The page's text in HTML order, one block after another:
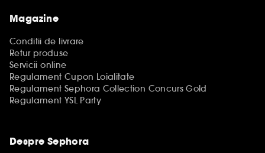
Magazine
Conditii de livrare
Retur produse
Servicii online
Regulament Cupon Loialitate
Regulament Sephora Collection Concurs Gold
Regulament YSL Party
Despre Sephora